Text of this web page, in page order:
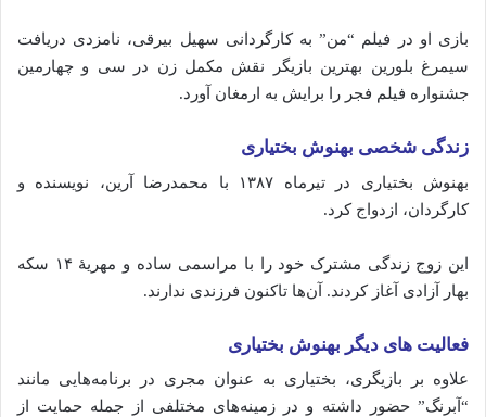
بازی او در فیلم “من” به کارگردانی سهیل بیرقی، نامزدی دریافت
سیمرغ بلورین بهترین بازیگر نقش مکمل زن در سی و چهارمین
جشنواره فیلم فجر را برایش به ارمغان آورد.
زندگی شخصی بهنوش بختیاری
بهنوش بختیاری در تیرماه ۱۳۸۷ با محمدرضا آرین، نویسنده و
کارگردان، ازدواج کرد.
این زوج زندگی مشترک خود را با مراسمی ساده و مهریهٔ ۱۴ سکه
بهار آزادی آغاز کردند.
آن‌ها تاکنون فرزندی ندارند.
فعالیت‌ های دیگر بهنوش بختیاری
علاوه بر بازیگری، بختیاری به عنوان مجری در برنامه‌هایی مانند
“آبرنگ” حضور داشته و در زمینه‌های مختلفی از جمله حمایت از